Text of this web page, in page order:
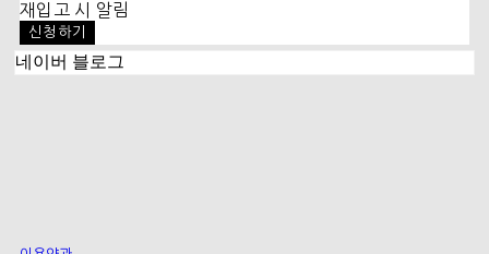
재입고 시 알림
신청하기
네이버 블로그